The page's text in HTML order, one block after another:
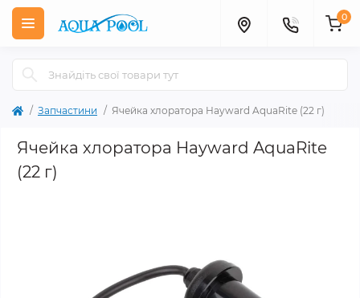
0
Запчастини Ячейка хлоратора Hayward AquaRite (22 г)
Ячейка хлоратора Hayward AquaRite
(22 г)